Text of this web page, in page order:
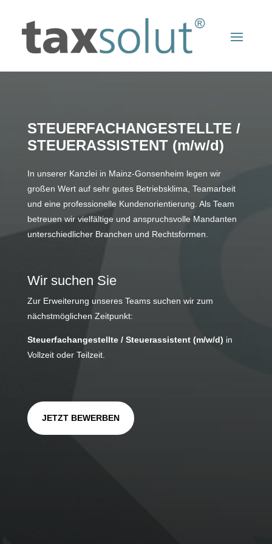
STEUERFACHANGESTELLTE /
STEUERASSISTENT (m/w/d)
In unserer Kanzlei in Mainz-Gonsenheim legen wir
großen Wert auf sehr gutes Betriebsklima, Teamarbeit
und eine professionelle Kundenorientierung. Als Team
betreuen wir vielfältige und anspruchsvolle Mandanten
unterschiedlicher Branchen und Rechtsformen.
Wir suchen Sie
Zur Erweiterung unseres Teams suchen wir zum
nächstmöglichen Zeitpunkt:
Steuerfachangestellte / Steuerassistent (m/w/d) in
Vollzeit oder Teilzeit.
JETZT BEWERBEN